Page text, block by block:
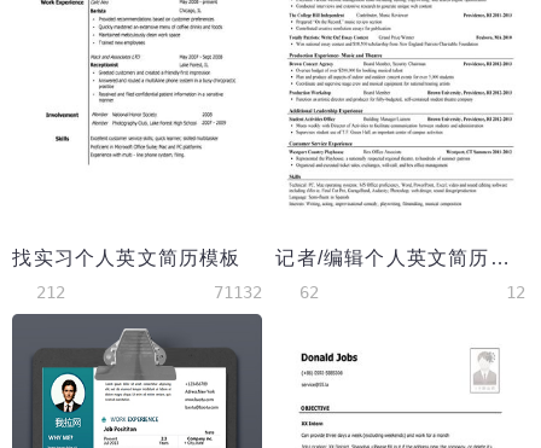
找实习个人英文简历模板
212 71132
记者/编辑个人英文简历模板
62 12